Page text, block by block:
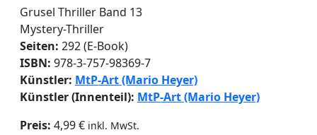
Grusel Thriller Band 13
Mystery-Thriller
Seiten: 292 (E-Book)
ISBN: 978-3-757-98369-7
Künstler: MtP-Art (Mario Heyer)
Künstler (Innenteil): MtP-Art (Mario Heyer)
Preis: 4,99 € inkl. MwSt.